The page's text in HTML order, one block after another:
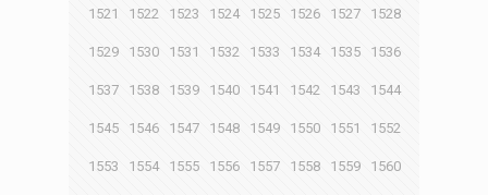
1521 1522 1523 1524 1525 1526 1527 1528
1529 1530 1531 1532 1533 1534 1535 1536
1537 1538 1539 1540 1541 1542 1543 1544
1545 1546 1547 1548 1549 1550 1551 1552
1553 1554 1555 1556 1557 1558 1559 1560